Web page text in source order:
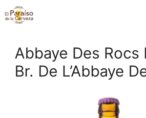
Saltar
al
Abbaye Des Rocs
Br. De L’Abbaye